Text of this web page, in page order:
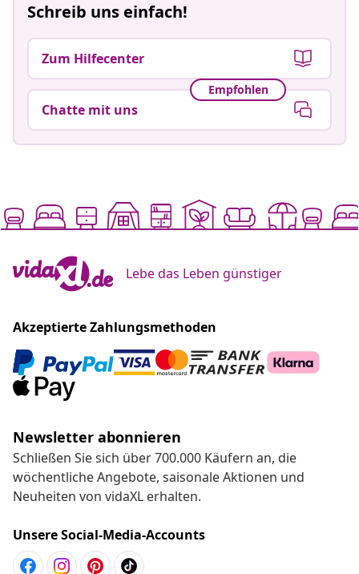
Schreib uns einfach!
Zum Hilfecenter
Empfohlen
Chatte mit uns
Lebe das Leben günstiger
Akzeptierte Zahlungsmethoden
Newsletter abonnieren
Schließen Sie sich über 700.000 Käufern an, die
wöchentliche Angebote, saisonale Aktionen und
Neuheiten von vidaXL erhalten.
Unsere Social-Media-Accounts